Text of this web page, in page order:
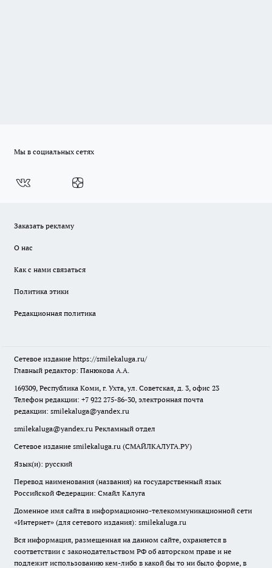
Мы в социальных сетях
Заказать рекламу
О нас
Как с нами связаться
Политика этики
Редакционная политика
Сетевое издание https://smilekaluga.ru/
Главный редактор: Панюкова А.А.
169309, Республика Коми, г. Ухта, ул. Советская, д. 3, офис 23
Телефон редакции: +7 922 275-86-30, электронная почта
редакции: smilekaluga@yandex.ru
smilekaluga@yandex.ru Рекламный отдел
Сетевое издание smilekaluga.ru (СМАЙЛКАЛУГА.РУ)
Язык(и): русский
Перевод наименования (названия) на государственный язык
Российской Федерации: Смайл Калуга
Доменное имя сайта в информационно-телекоммуникационной сети
«Интернет» (для сетевого издания): smilekaluga.ru
Вся информация, размещенная на данном сайте, охраняется в
соответствии с законодательством РФ об авторском праве и не
подлежит использованию кем-либо в какой бы то ни было форме, в